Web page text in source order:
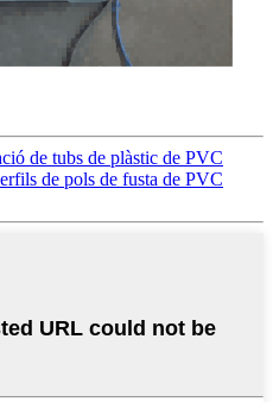
de tubs de plàstic de PVC
de pols de fusta de PVC